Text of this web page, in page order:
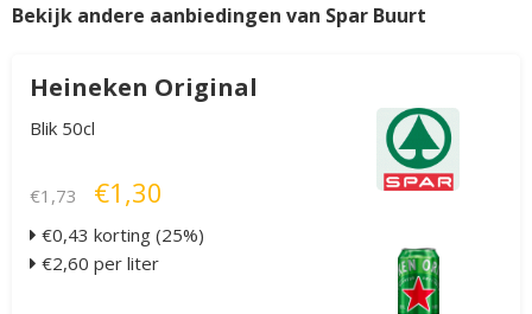
Bekijk andere aanbiedingen van Spar Buurt
Heineken Original
Blik 50cl
€1,73 €1,30
€0,43 korting (25%)
€2,60 per liter